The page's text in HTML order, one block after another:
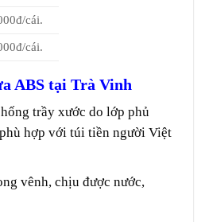
cái.
cái.
ABS tại Trà Vinh
trầy xước do lớp phủ
hợp với túi tiền người Việt
vênh, chịu được nước,